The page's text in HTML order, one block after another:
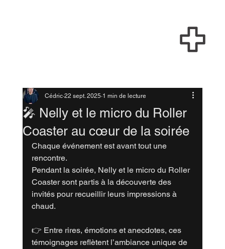
🎤 Nelly et le micro du Roller
Coaster au cœur de la soirée
Cédric 22 sept. 2025 1 min de lecture
Chaque événement est avant tout une
rencontre.
Pendant la soirée, Nelly et le micro du Roller
Coaster sont partis à la découverte des
invités pour recueillir leurs impressions à
chaud.
👉 Entre rires, émotions et anecdotes, ces
témoignages reflètent l’ambiance unique de